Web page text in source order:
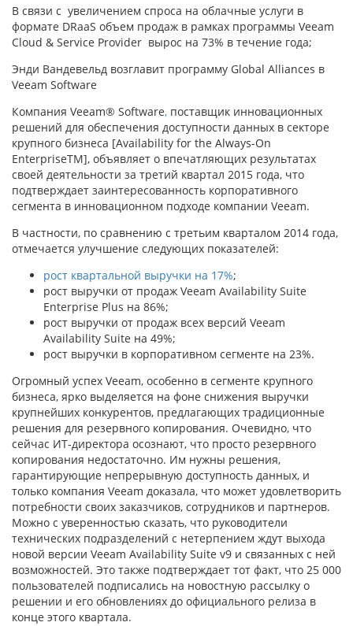
В связи с увеличением спроса на облачные услуги в
формате DRaaS объем продаж в рамках программы Veeam
Cloud & Service Provider вырос на 73% в течение года;
Энди Вандевельд возглавит программу Global Alliances в
Veeam Software
Компания Veeam® Software, поставщик инновационных
решений для обеспечения доступности данных в секторе
крупного бизнеса [Availability for the Always-On
EnterpriseTM], объявляет о впечатляющих результатах
своей деятельности за третий квартал 2015 года, что
подтверждает заинтересованность корпоративного
сегмента в инновационном подходе компании Veeam.
В частности, по сравнению с третьим кварталом 2014 года,
отмечается улучшение следующих показателей:
рост квартальной выручки на 17%;
рост выручки от продаж Veeam Availability Suite
Enterprise Plus на 86%;
рост выручки от продаж всех версий Veeam
Availability Suite на 49%;
рост выручки в корпоративном сегменте на 23%.
Огромный успех Veeam, особенно в сегменте крупного
бизнеса, ярко выделяется на фоне снижения выручки
крупнейших конкурентов, предлагающих традиционные
решения для резервного копирования. Очевидно, что
сейчас ИТ-директора осознают, что просто резервного
копирования недостаточно. Им нужны решения,
гарантирующие непрерывную доступность данных, и
только компания Veeam доказала, что может удовлетворить
потребности своих заказчиков, сотрудников и партнеров.
Можно с уверенностью сказать, что руководители
технических подразделений с нетерпением ждут выхода
новой версии Veeam Availability Suite v9 и связанных с ней
возможностей. Это также подтверждает тот факт, что 25 000
пользователей подписались на новостную рассылку о
решении и его обновлениях до официального релиза в
конце этого квартала.